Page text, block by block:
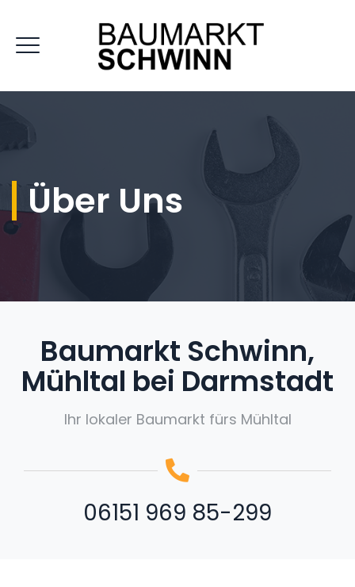
Über Uns
Baumarkt Schwinn,
Mühltal bei Darmstadt
Ihr lokaler Baumarkt fürs Mühltal
06151 969 85-299